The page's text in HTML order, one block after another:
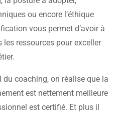
ou encore l’éthique
vous permet d’avoir à
ressources pour exceller
du coaching, on réalise que la
est nettement meilleure
est certifié. Et plus il